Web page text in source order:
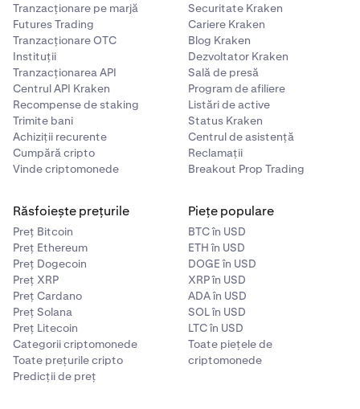
Tranzacționare pe marjă
Futures Trading
Tranzacționare OTC
Instituții
Tranzacționarea API
Centrul API Kraken
Recompense de staking
Trimite bani
Achiziții recurente
Cumpără cripto
Vinde criptomonede
Securitate Kraken
Cariere Kraken
Blog Kraken
Dezvoltator Kraken
Sală de presă
Program de afiliere
Listări de active
Status Kraken
Centrul de asistență
Reclamații
Breakout Prop Trading
Răsfoiește prețurile
Preț Bitcoin
Preț Ethereum
Preț Dogecoin
Preț XRP
Preț Cardano
Preț Solana
Preț Litecoin
Categorii criptomonede
Toate prețurile cripto
Predicții de preț
Piețe populare
BTC în USD
ETH în USD
DOGE în USD
XRP în USD
ADA în USD
SOL în USD
LTC în USD
Toate piețele de
criptomonede